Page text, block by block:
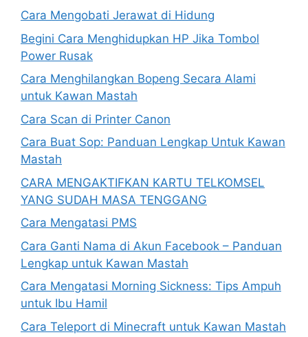
Cara Mengobati Jerawat di Hidung
Begini Cara Menghidupkan HP Jika Tombol
Power Rusak
Cara Menghilangkan Bopeng Secara Alami
untuk Kawan Mastah
Cara Scan di Printer Canon
Cara Buat Sop: Panduan Lengkap Untuk Kawan
Mastah
CARA MENGAKTIFKAN KARTU TELKOMSEL
YANG SUDAH MASA TENGGANG
Cara Mengatasi PMS
Cara Ganti Nama di Akun Facebook – Panduan
Lengkap untuk Kawan Mastah
Cara Mengatasi Morning Sickness: Tips Ampuh
untuk Ibu Hamil
Cara Teleport di Minecraft untuk Kawan Mastah